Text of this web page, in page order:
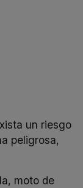
un riesgo
peligrosa,
moto de